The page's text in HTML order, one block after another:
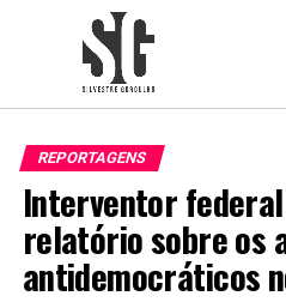
REPORTAGENS
Interventor
relatório sobre os
antidemocráticos